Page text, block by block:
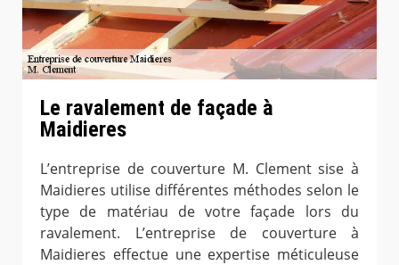
Le ravalement de façade à
Maidieres
L’entreprise de couverture M. Clement sise à
Maidieres utilise différentes méthodes selon le
type de matériau de votre façade lors du
ravalement. L’entreprise de couverture à
Maidieres effectue une expertise méticuleuse